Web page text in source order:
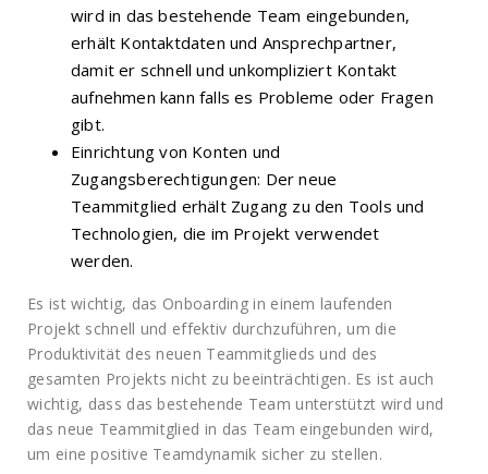
wird in das bestehende Team eingebunden,
erhält Kontaktdaten und Ansprechpartner,
damit er schnell und unkompliziert Kontakt
aufnehmen kann falls es Probleme oder Fragen
gibt.
Einrichtung von Konten und
Zugangsberechtigungen: Der neue
Teammitglied erhält Zugang zu den Tools und
Technologien, die im Projekt verwendet
werden.
Es ist wichtig, das Onboarding in einem laufenden
Projekt schnell und effektiv durchzuführen, um die
Produktivität des neuen Teammitglieds und des
gesamten Projekts nicht zu beeinträchtigen. Es ist auch
wichtig, dass das bestehende Team unterstützt wird und
das neue Teammitglied in das Team eingebunden wird,
um eine positive Teamdynamik sicher zu stellen.